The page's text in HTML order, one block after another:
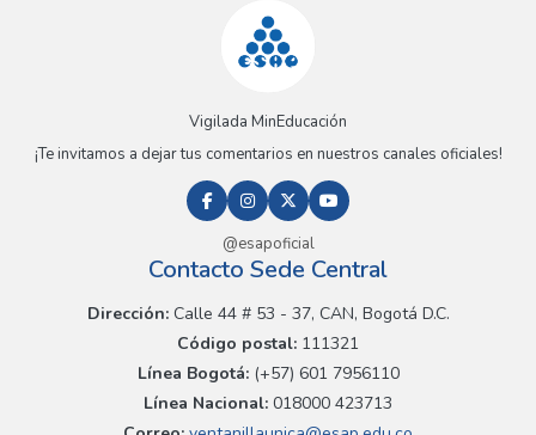
Vigilada MinEducación
¡Te invitamos a dejar tus comentarios en nuestros canales oficiales!
@esapoficial
Contacto Sede Central
Dirección:Calle 44 # 53 - 37, CAN, Bogotá D.C.
Código postal: 111321
Línea Bogotá:(+57) 601 7956110
Línea Nacional: 018000 423713